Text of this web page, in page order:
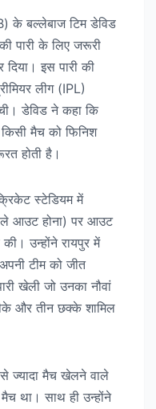
के बल्लेबाज टिम डेविड
पारी के लिए जरूरी
इस पारी की
लीग (IPL)
डेविड ने कहा कि
मैच को फिनिश
होती है।
स्टेडियम में
आउट होना) पर आउट
उन्होंने रायपुर में
टीम को जीत
खेली जो उनका नौवां
और तीन छक्के शामिल
ज्यादा मैच खेलने वाले
था। साथ ही उन्होंने